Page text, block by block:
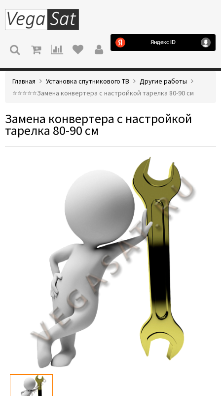
МЕНЮ
Главная Установка спутникового ТВ
Другие работы
⭐️⭐️⭐️⭐️⭐️Замена конвертера с настройкой тарелка 80-90 см
Замена конвертера с настройкой
тарелка 80-90 см